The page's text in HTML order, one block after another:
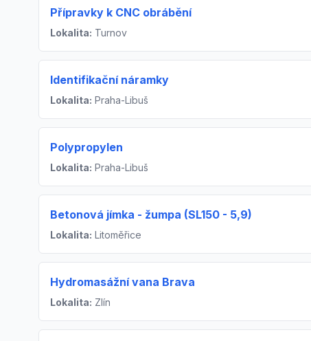
Přípravky k CNC obrábění
Lokalita: Turnov
Identifikační náramky
Lokalita: Praha-Libuš
Polypropylen
Lokalita: Praha-Libuš
Betonová jímka - žumpa (SL150 - 5,9)
Lokalita: Litoměřice
Hydromasážní vana Brava
Lokalita: Zlín